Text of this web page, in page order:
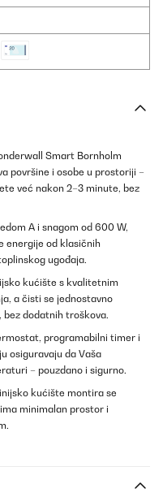
Smart Bornholm
površine i osobe u prostoriji –
već nakon 2–3 minute, bez
A i snagom od 600 W,
energije od klasičnih
ugođaja.
kućište s kvalitetnim
a čisti se jednostavno
bez dodatnih troškova.
programabilni timer i
osiguravaju da Vaša
– pouzdano i sigurno.
kućište montira se
minimalan prostor i